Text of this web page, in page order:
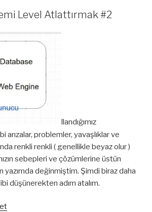
Level Atlattırmak #2
llandığımız
arızalar, problemler, yavaşlıklar ve
renkli renkli ( genellikle beyaz olur )
sebepleri ve çözümlerine üstün
yazımda değinmiştim. Şimdi biraz daha
düşünerekten adım atalım.
“Basit